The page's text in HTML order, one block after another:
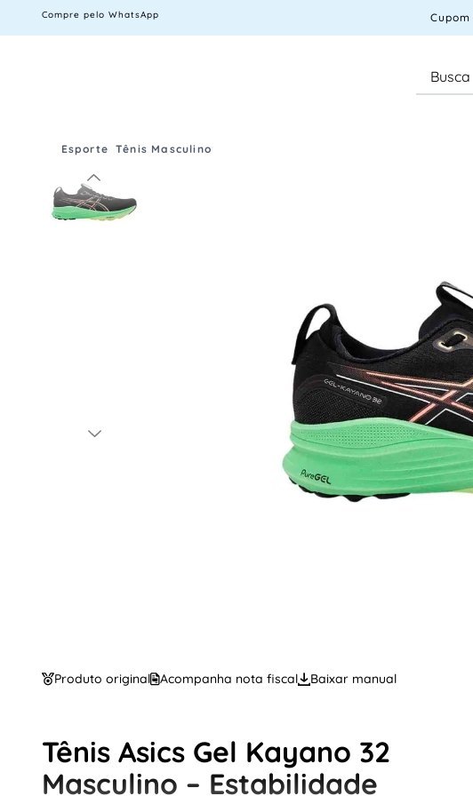
Compre pelo WhatsApp Cupom
Esporte Tênis Masculino
Produto original Acompanha nota fiscal Baixar manual
Tênis Asics Gel Kayano 32
Masculino – Estabilidade